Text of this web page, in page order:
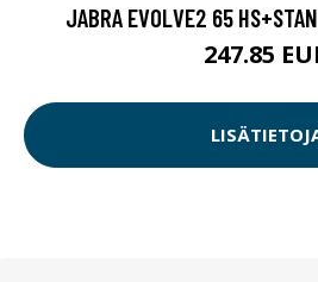
JABRA EVOLVE2 65
247.85